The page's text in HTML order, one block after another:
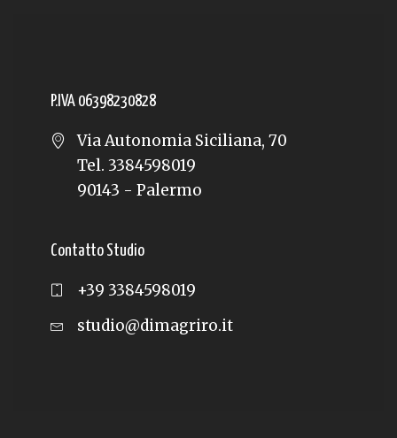
P.IVA 06398230828
Via Autonomia Siciliana, 70
Tel. 3384598019
90143 - Palermo
Contatto Studio
+39 3384598019
studio@dimagriro.it